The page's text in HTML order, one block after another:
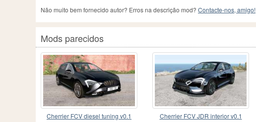
Não muito bem fornecido autor? Erros na descrição mod? Contacte-nos, amigo!
Mods parecidos
Cherrier FCV diesel tuning v0.1 Cherrier FCV JDR interior v0.1